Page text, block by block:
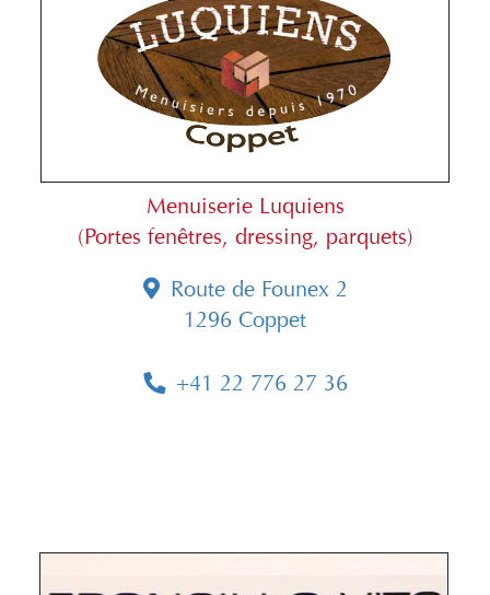
Menuiserie Luquiens
(Portes fenêtres, dressing, parquets)
Route de Founex 2
1296 Coppet
+41 22 776 27 36